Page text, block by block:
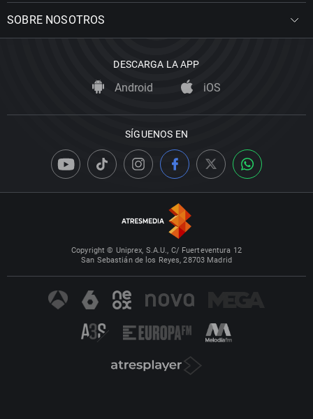
SOBRE NOSOTROS
DESCARGA LA APP
Android iOS
SÍGUENOS EN
Copyright © Uniprex, S.A.U., C/ Fuerteventura 12
San Sebastián de los Reyes, 28703 Madrid